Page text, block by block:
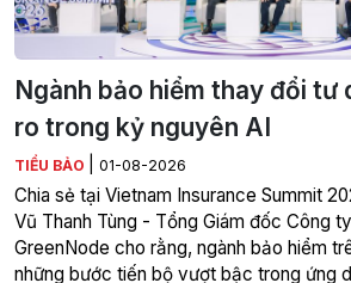
Ngành bảo hiểm thay đổi tư
ro trong kỷ nguyên AI
TIỂU BẢO 01-08-2026
Chia sẻ tại Vietnam Insurance Summit
Vũ Thanh Tùng - Tổng Giám đốc Công
GreenNode cho rằng, ngành bảo hiểm
những bước tiến bộ vượt bậc trong ứng